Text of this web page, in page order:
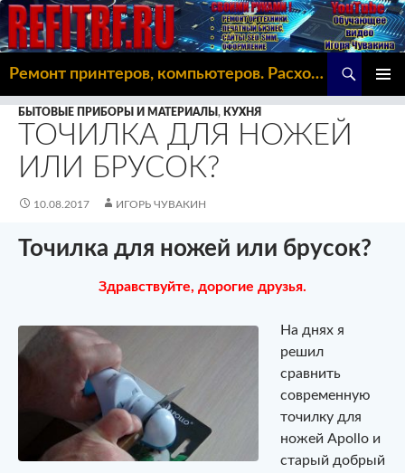
Ремонт принтеров, компьютеров. Расходка, Omoda C5
К
СОДЕРЖИМОМУ
БЫТОВЫЕ ПРИБОРЫ И МАТЕРИАЛЫ , КУХНЯ
ТОЧИЛКА ДЛЯ НОЖЕЙ
ИЛИ БРУСОК?
10.08.2017 ИГОРЬ ЧУВАКИН
Точилка для ножей или брусок?
Здравствуйте, дорогие друзья.
На днях я
решил
сравнить
современную
точилку для
ножей Apollo и
старый добрый